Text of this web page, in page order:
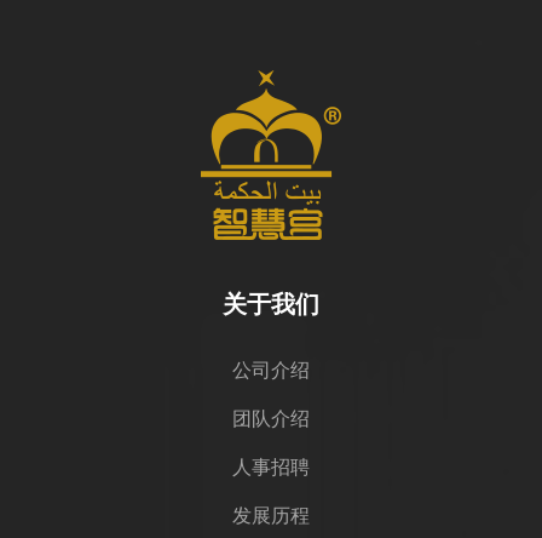
关于我们
公司介绍
团队介绍
人事招聘
发展历程